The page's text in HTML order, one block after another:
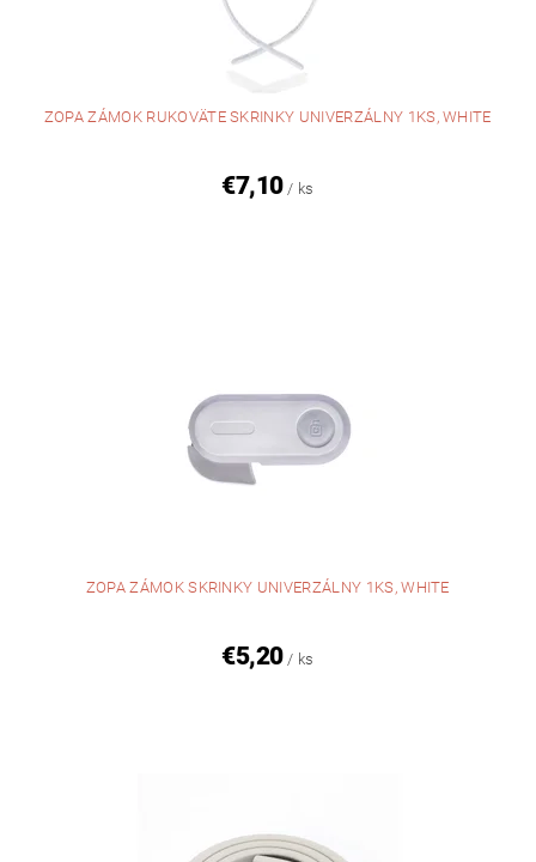
ZOPA ZÁMOK RUKOVÄTE SKRINKY UNIVERZÁLNY 1KS, WHITE
€7,10 / ks
ZOPA ZÁMOK SKRINKY UNIVERZÁLNY 1KS, WHITE
€5,20 / ks